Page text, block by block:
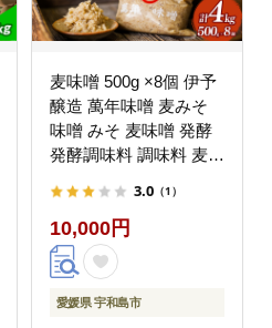
麦味噌 500g ×8個 伊予
醸造 萬年味噌 麦みそ
味噌 みそ 麦味噌 発酵
発酵調味料 調味料 麦
産 愛媛 宇和島 J010-
107001
3.0 （1）
10,000円
愛媛県 宇和島市